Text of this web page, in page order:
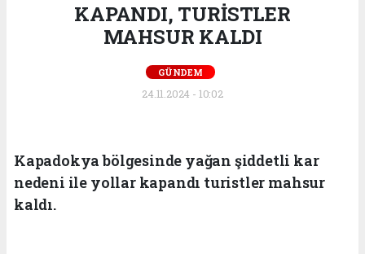
KAPANDI, TURİSTLER
MAHSUR KALDI
GÜNDEM
24.11.2024 - 10:02
Kapadokya bölgesinde yağan şiddetli kar
nedeni ile yollar kapandı turistler mahsur
kaldı.